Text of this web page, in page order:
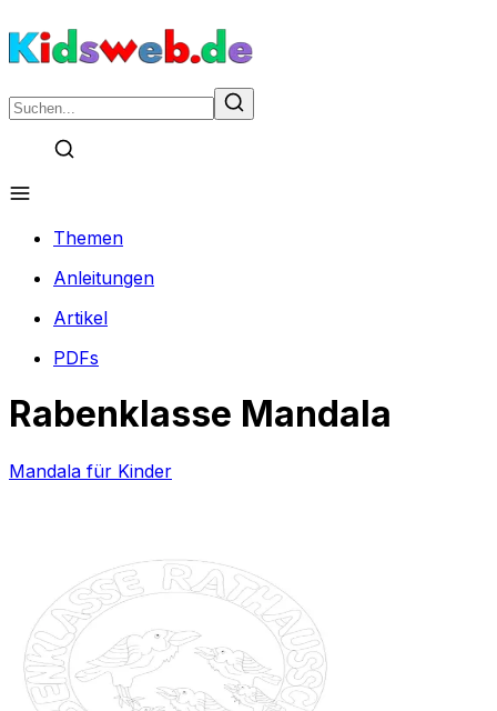
Themen
Anleitungen
Artikel
PDFs
Rabenklasse Mandala
Mandala für Kinder